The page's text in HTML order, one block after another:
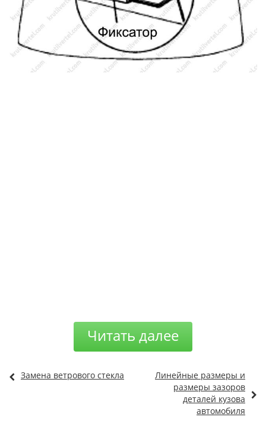
Читать далее
Замена ветрового стекла
Линейные размеры и
размеры зазоров
деталей кузова
автомобиля